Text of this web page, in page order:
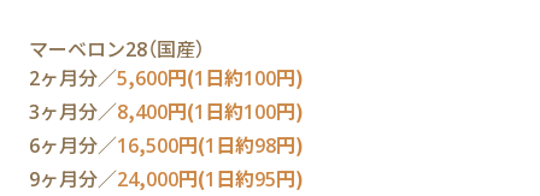
マーベロン28（国産）
2ヶ月分／5,600円(1日約100円)
3ヶ月分／8,400円(1日約100円)
6ヶ月分／16,500円(1日約98円)
9ヶ月分／24,000円(1日約95円)